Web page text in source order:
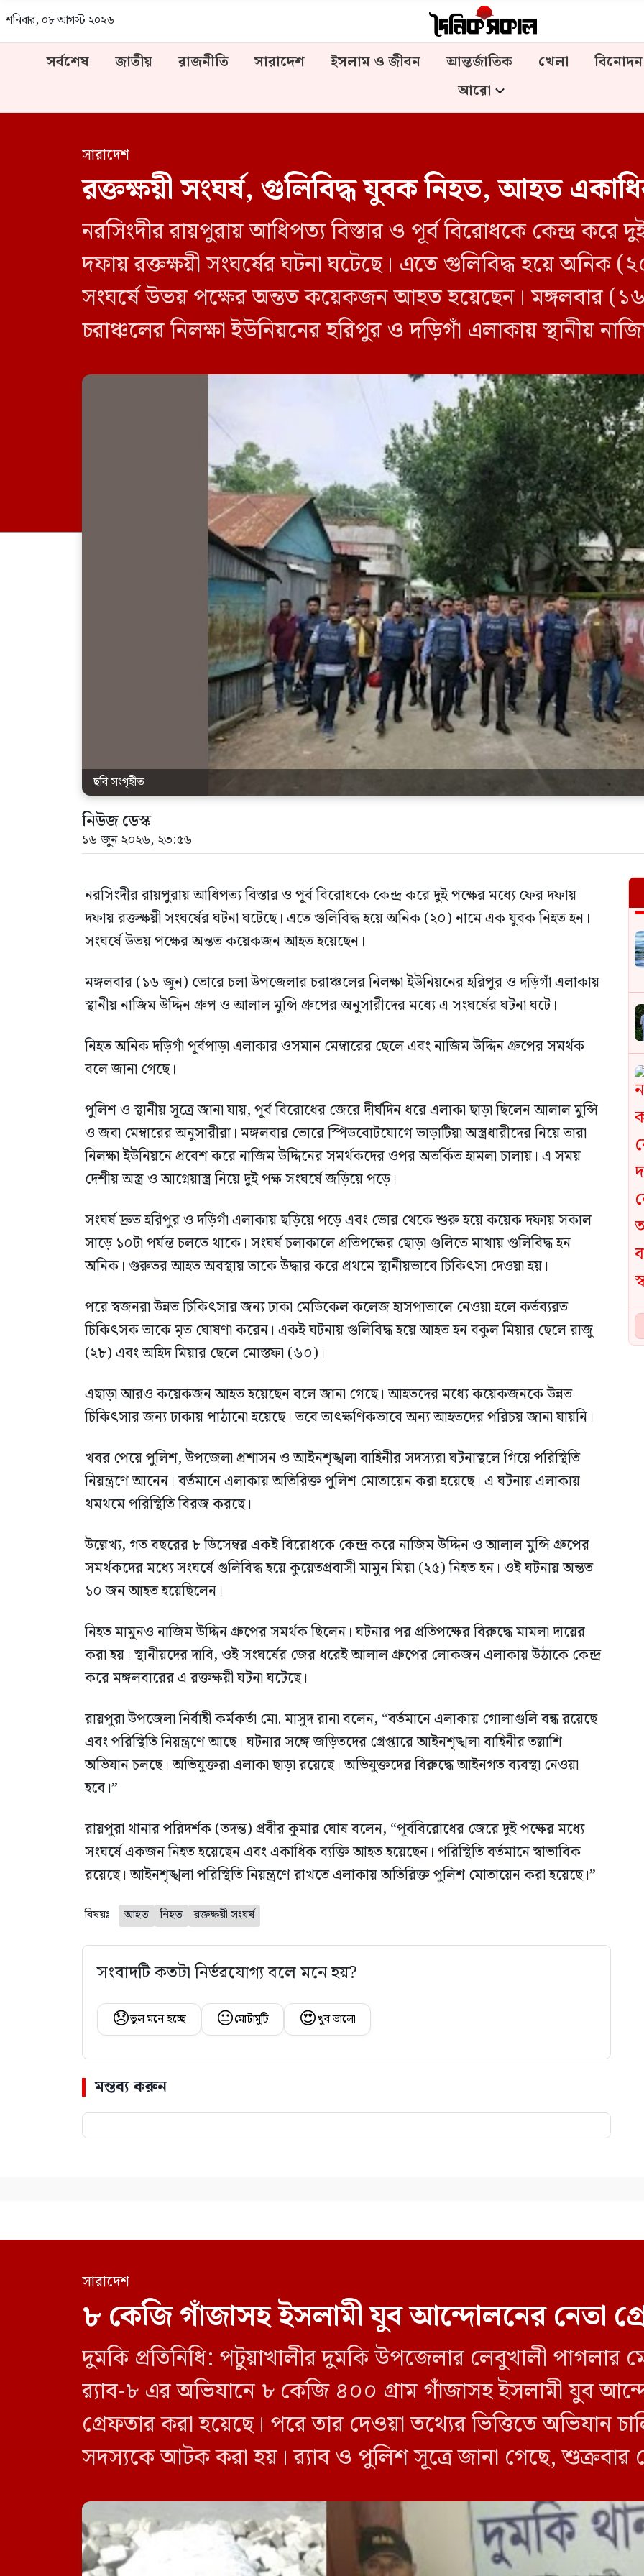
শনিবার, ০৮ আগস্ট ২০২৬
সর্বশেষ জাতীয় রাজনীতি সারাদেশ ইসলাম ও জীবন আন্তর্জাতিক খেলা বিনোদন
আরো
সারাদেশ
রক্তক্ষয়ী সংঘর্ষ, গুলিবিদ্ধ যুবক নিহত, আহত
নরসিংদীর রায়পুরায় আধিপত্য বিস্তার ও পূর্ব বিরোধকে কেন্দ্র করে
দফায় রক্তক্ষয়ী সংঘর্ষের ঘটনা ঘটেছে। এতে গুলিবিদ্ধ হয়ে অনিক
সংঘর্ষে উভয় পক্ষের অন্তত কয়েকজন আহত হয়েছেন। মঙ্গলবার
চরাঞ্চলের নিলক্ষা ইউনিয়নের হরিপুর ও দড়িগাঁ এলাকায় স্থানীয়
ছবি সংগৃহীত
নিউজ ডেস্ক
১৬ জুন ২০২৬, ২৩:৫৬
নরসিংদীর রায়পুরায় আধিপত্য বিস্তার ও পূর্ব বিরোধকে কেন্দ্র করে দুই পক্ষের মধ্যে ফের দফায়
দফায় রক্তক্ষয়ী সংঘর্ষের ঘটনা ঘটেছে। এতে গুলিবিদ্ধ হয়ে অনিক (২০) নামে এক যুবক নিহত হন।
সংঘর্ষে উভয় পক্ষের অন্তত কয়েকজন আহত হয়েছেন।
মঙ্গলবার (১৬ জুন) ভোরে চলা উপজেলার চরাঞ্চলের নিলক্ষা ইউনিয়নের হরিপুর ও দড়িগাঁ এলাকায়
স্থানীয় নাজিম উদ্দিন গ্রুপ ও আলাল মুন্সি গ্রুপের অনুসারীদের মধ্যে এ সংঘর্ষের ঘটনা ঘটে।
নিহত অনিক দড়িগাঁ পূর্বপাড়া এলাকার ওসমান মেম্বারের ছেলে এবং নাজিম উদ্দিন গ্রুপের সমর্থক
বলে জানা গেছে।
পুলিশ ও স্থানীয় সূত্রে জানা যায়, পূর্ব বিরোধের জেরে দীর্ঘদিন ধরে এলাকা ছাড়া ছিলেন আলাল মুন্সি
ও জবা মেম্বারের অনুসারীরা। মঙ্গলবার ভোরে স্পিডবোটযোগে ভাড়াটিয়া অস্ত্রধারীদের নিয়ে তারা
নিলক্ষা ইউনিয়নে প্রবেশ করে নাজিম উদ্দিনের সমর্থকদের ওপর অতর্কিত হামলা চালায়। এ সময়
দেশীয় অস্ত্র ও আগ্নেয়াস্ত্র নিয়ে দুই পক্ষ সংঘর্ষে জড়িয়ে পড়ে।
সংঘর্ষ দ্রুত হরিপুর ও দড়িগাঁ এলাকায় ছড়িয়ে পড়ে এবং ভোর থেকে শুরু হয়ে কয়েক দফায় সকাল
সাড়ে ১০টা পর্যন্ত চলতে থাকে। সংঘর্ষ চলাকালে প্রতিপক্ষের ছোড়া গুলিতে মাথায় গুলিবিদ্ধ হন
অনিক। গুরুতর আহত অবস্থায় তাকে উদ্ধার করে প্রথমে স্থানীয়ভাবে চিকিৎসা দেওয়া হয়।
পরে স্বজনরা উন্নত চিকিৎসার জন্য ঢাকা মেডিকেল কলেজ হাসপাতালে নেওয়া হলে কর্তব্যরত
চিকিৎসক তাকে মৃত ঘোষণা করেন। একই ঘটনায় গুলিবিদ্ধ হয়ে আহত হন বকুল মিয়ার ছেলে রাজু
(২৮) এবং অহিদ মিয়ার ছেলে মোস্তফা (৬০)।
এছাড়া আরও কয়েকজন আহত হয়েছেন বলে জানা গেছে। আহতদের মধ্যে কয়েকজনকে উন্নত
চিকিৎসার জন্য ঢাকায় পাঠানো হয়েছে। তবে তাৎক্ষণিকভাবে অন্য আহতদের পরিচয় জানা যায়নি।
খবর পেয়ে পুলিশ, উপজেলা প্রশাসন ও আইনশৃঙ্খলা বাহিনীর সদস্যরা ঘটনাস্থলে গিয়ে পরিস্থিতি
নিয়ন্ত্রণে আনেন। বর্তমানে এলাকায় অতিরিক্ত পুলিশ মোতায়েন করা হয়েছে। এ ঘটনায় এলাকায়
থমথমে পরিস্থিতি বিরজ করছে।
উল্লেখ্য, গত বছরের ৮ ডিসেম্বর একই বিরোধকে কেন্দ্র করে নাজিম উদ্দিন ও আলাল মুন্সি গ্রুপের
সমর্থকদের মধ্যে সংঘর্ষে গুলিবিদ্ধ হয়ে কুয়েতপ্রবাসী মামুন মিয়া (২৫) নিহত হন। ওই ঘটনায় অন্তত
১০ জন আহত হয়েছিলেন।
নিহত মামুনও নাজিম উদ্দিন গ্রুপের সমর্থক ছিলেন। ঘটনার পর প্রতিপক্ষের বিরুদ্ধে মামলা দায়ের
করা হয়। স্থানীয়দের দাবি, ওই সংঘর্ষের জের ধরেই আলাল গ্রুপের লোকজন এলাকায় উঠাকে কেন্দ্র
করে মঙ্গলবারের এ রক্তক্ষয়ী ঘটনা ঘটেছে।
রায়পুরা উপজেলা নির্বাহী কর্মকর্তা মো. মাসুদ রানা বলেন, “বর্তমানে এলাকায় গোলাগুলি বন্ধ রয়েছে
এবং পরিস্থিতি নিয়ন্ত্রণে আছে। ঘটনার সঙ্গে জড়িতদের গ্রেপ্তারে আইনশৃঙ্খলা বাহিনীর তল্লাশি
অভিযান চলছে। অভিযুক্তরা এলাকা ছাড়া রয়েছে। অভিযুক্তদের বিরুদ্ধে আইনগত ব্যবস্থা নেওয়া
হবে।”
রায়পুরা থানার পরিদর্শক (তদন্ত) প্রবীর কুমার ঘোষ বলেন, “পূর্ববিরোধের জেরে দুই পক্ষের মধ্যে
সংঘর্ষে একজন নিহত হয়েছেন এবং একাধিক ব্যক্তি আহত হয়েছেন। পরিস্থিতি বর্তমানে স্বাভাবিক
রয়েছে। আইনশৃঙ্খলা পরিস্থিতি নিয়ন্ত্রণে রাখতে এলাকায় অতিরিক্ত পুলিশ মোতায়েন করা হয়েছে।”
বিষয়ঃ আহত নিহত রক্তক্ষয়ী সংঘর্ষ
সংবাদটি কতটা নির্ভরযোগ্য বলে মনে হয়?
😞ভুল মনে হচ্ছে 😐মোটামুটি 😍খুব ভালো
মন্তব্য করুন
সারাদেশ
৮ কেজি গাঁজাসহ ইসলামী যুব আন্দোলনের নেতা
দুমকি প্রতিনিধি: পটুয়াখালীর দুমকি উপজেলার লেবুখালী পাগলার
র‍্যাব-৮ এর অভিযানে ৮ কেজি ৪০০ গ্রাম গাঁজাসহ ইসলামী যুব
গ্রেফতার করা হয়েছে। পরে তার দেওয়া তথ্যের ভিত্তিতে অভিযান
সদস্যকে আটক করা হয়। র‍্যাব ও পুলিশ সূত্রে জানা গেছে, শুক্রবার